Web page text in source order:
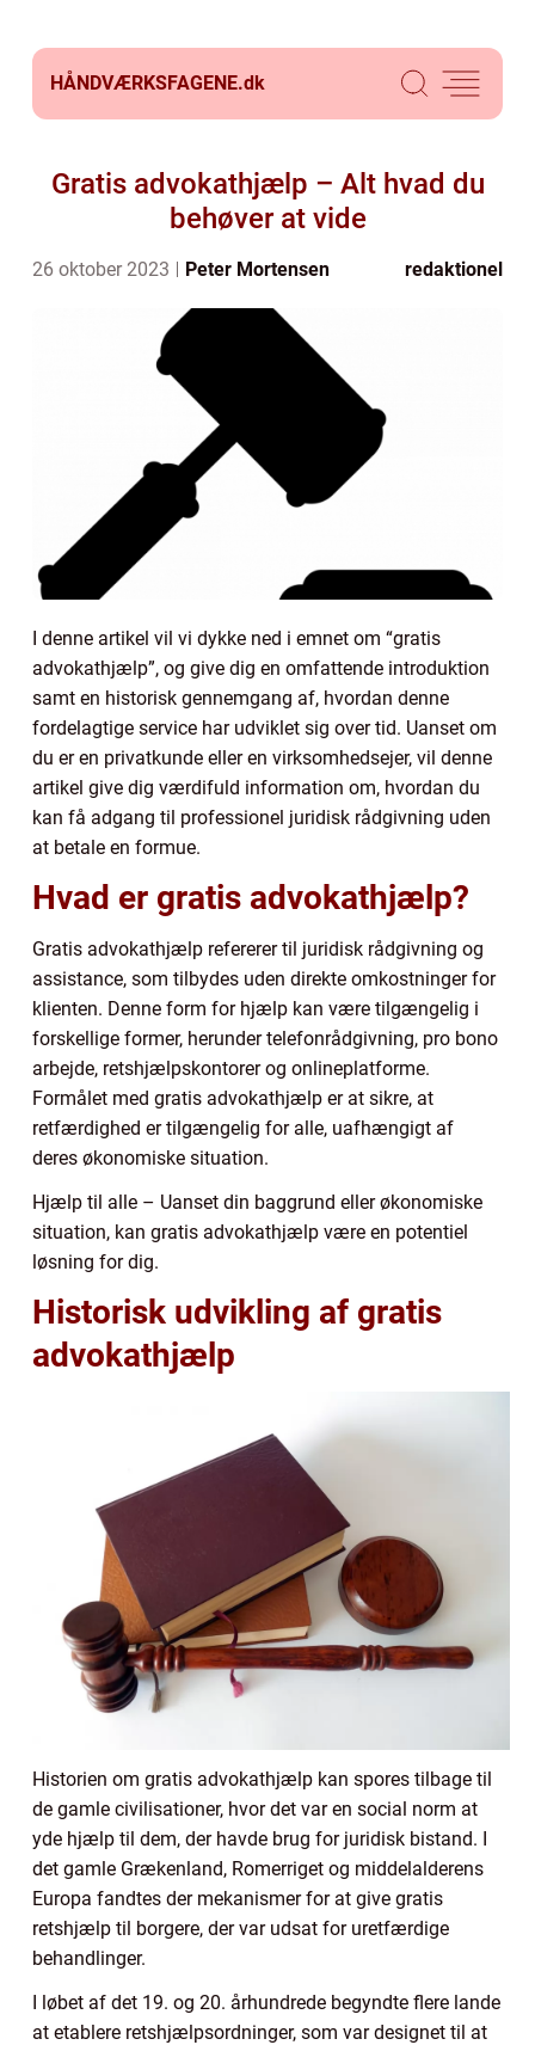
HÅNDVÆRKSFAGENE.dk
Gratis advokathjælp – Alt hvad du
behøver at vide
26 oktober 2023 Peter Mortensen redaktionel
I denne artikel vil vi dykke ned i emnet om “gratis
advokathjælp”, og give dig en omfattende introduktion
samt en historisk gennemgang af, hvordan denne
fordelagtige service har udviklet sig over tid. Uanset om
du er en privatkunde eller en virksomhedsejer, vil denne
artikel give dig værdifuld information om, hvordan du
kan få adgang til professionel juridisk rådgivning uden
at betale en formue.
Hvad er gratis advokathjælp?
Gratis advokathjælp refererer til juridisk rådgivning og
assistance, som tilbydes uden direkte omkostninger for
klienten. Denne form for hjælp kan være tilgængelig i
forskellige former, herunder telefonrådgivning, pro bono
arbejde, retshjælpskontorer og onlineplatforme.
Formålet med gratis advokathjælp er at sikre, at
retfærdighed er tilgængelig for alle, uafhængigt af
deres økonomiske situation.
Hjælp til alle – Uanset din baggrund eller økonomiske
situation, kan gratis advokathjælp være en potentiel
løsning for dig.
Historisk udvikling af gratis
advokathjælp
Historien om gratis advokathjælp kan spores tilbage til
de gamle civilisationer, hvor det var en social norm at
yde hjælp til dem, der havde brug for juridisk bistand. I
det gamle Grækenland, Romerriget og middelalderens
Europa fandtes der mekanismer for at give gratis
retshjælp til borgere, der var udsat for uretfærdige
behandlinger.
I løbet af det 19. og 20. århundrede begyndte flere lande
at etablere retshjælpsordninger, som var designet til at